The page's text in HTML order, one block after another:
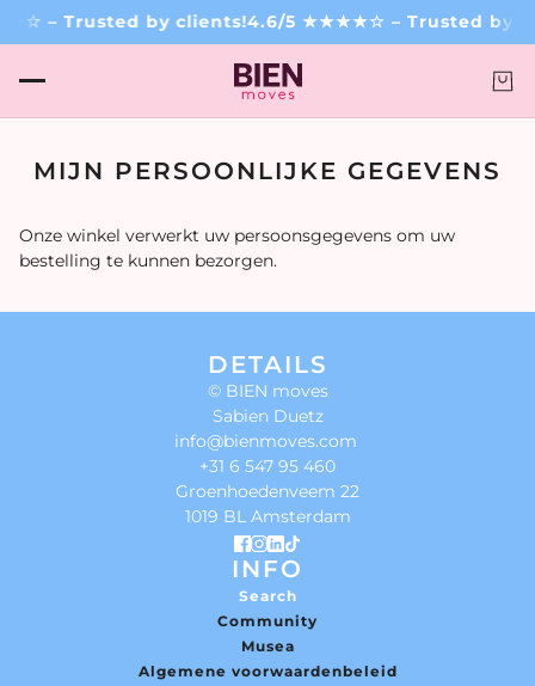
– Trusted by clients!4.6/5 ★★★★☆ – Trusted by
MIJN PERSOONLIJKE GEGEVENS
Onze winkel verwerkt uw persoonsgegevens om uw
bestelling te kunnen bezorgen.
DETAILS
© BIEN moves
Sabien Duetz
info@bienmoves.com
+31 6 547 95 460
Groenhoedenveem 22
1019 BL Amsterdam
INFO
Search
Community
Musea
Algemene voorwaardenbeleid